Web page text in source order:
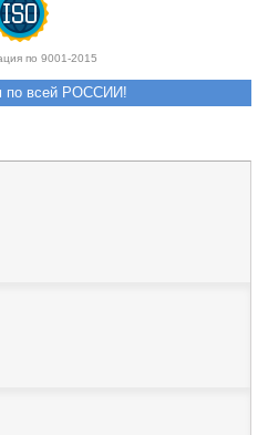
по 9001-2015
по всей РОССИИ!